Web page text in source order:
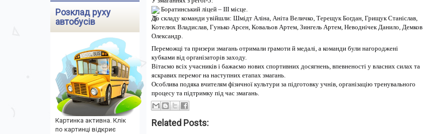
Боратинський ліцей – ІІІ місце.
До складу команди увійшли: Шмідт Аліна, Аніта Величко, Терещук Богдан, Грищук Станіслав,
Котелюх Владислав, Гунько Арсен, Ковальов Артем, Зингель Артем, Неводнічек Данило, Демков
Олександр.
Переможці та призери змагань отримали грамоти й медалі, а команди були нагороджені
кубками від організаторів заходу.
Вітаємо всіх учасників і бажаємо нових спортивних досягнень, впевненості у власних силах та
яскравих перемог на наступних етапах змагань.
Особлива подяка вчителям фізичної культури за підготовку учнів, організацію тренувального
процесу та підтримку під час змагань.
Related Posts:
Розклад руху
автобусів
Картинка активна. Клік
по картинці відкриє